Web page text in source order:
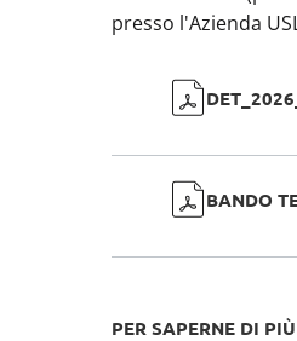
presso l'Azienda
BANDO
PER SAPERNE DI PIÙ